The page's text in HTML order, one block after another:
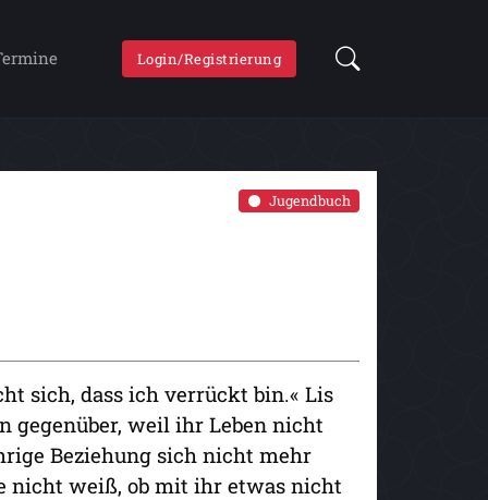
Login/Registrierung
Jugendbuch
sich, dass ich verrückt bin.« Lis
gegenüber, weil ihr Leben nicht
Beziehung sich nicht mehr
nicht weiß, ob mit ihr etwas nicht